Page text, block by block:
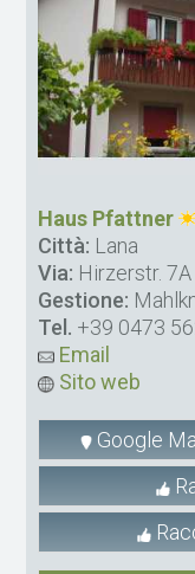
Haus Pfattner
Città: Lana
Via: Hirzerstr. 7A
Gestione:
Tel. +39 0473
Email
Sito web
Google